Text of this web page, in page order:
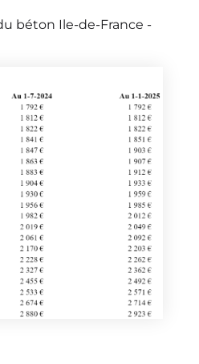
béton Ile-de-France -